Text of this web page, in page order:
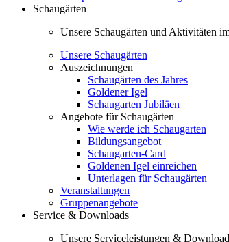
Schaugärten
Unsere Schaugärten und Aktivitäten
Unsere Schaugärten
Auszeichnungen
Schaugärten des Jahres
Goldener Igel
Schaugarten Jubiläen
Angebote für Schaugärten
Wie werde ich Schaugarten
Bildungsangebot
Schaugarten-Card
Goldenen Igel einreichen
Unterlagen für Schaugärten
Veranstaltungen
Gruppenangebote
Service & Downloads
Unsere Serviceleistungen &